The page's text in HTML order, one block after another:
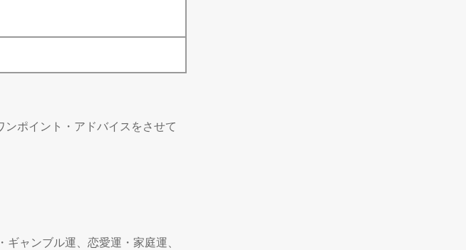
ポイント・アドバイスをさせて
ャンブル運、恋愛運・家庭運、